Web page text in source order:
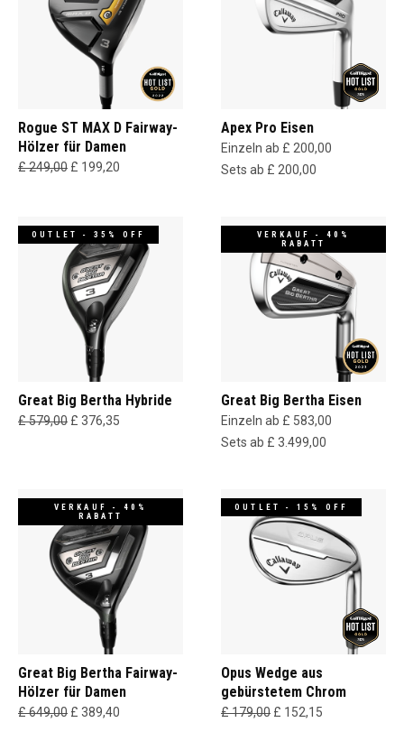
Rogue ST MAX D Fairway-
Hölzer für Damen
£ 249,00 £ 199,20
Apex Pro Eisen
Einzeln ab £ 200,00
Sets ab £ 200,00
OUTLET - 35% OFF
Great Big Bertha Hybride
£ 579,00 £ 376,35
VERKAUF - 40%
RABATT
Great Big Bertha Eisen
Einzeln ab £ 583,00
Sets ab £ 3.499,00
VERKAUF - 40%
RABATT
Great Big Bertha Fairway-
Hölzer für Damen
£ 649,00 £ 389,40
OUTLET - 15% OFF
Opus Wedge aus
gebürstetem Chrom
£ 179,00 £ 152,15